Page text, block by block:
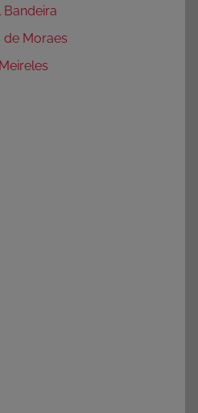
Bandeira
de Moraes